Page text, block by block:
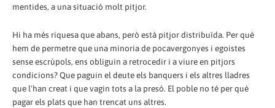
mentides, a una situació molt pitjor.
Hi ha més riquesa que abans, però està pitjor distribuïda. Per què
hem de permetre que una minoria de pocavergonyes i egoistes
sense escrúpols, ens obliguin a retrocedir i a viure en pitjors
condicions? Que paguin el deute els banquers i els altres lladres
que l'han creat i que vagin tots a la presó. El poble no té per què
pagar els plats que han trencat uns altres.